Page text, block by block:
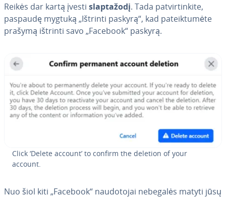
Reikės dar kartą įvesti slap­ta­žo­dį. Tada pa­tvir­tin­ki­te,
paspaudę mygtuką „Ištrinti paskyrą“, kad pa­teik­tu­mė­te
prašymą ištrinti savo „Facebook“ paskyrą.
Click ‘Delete account’ to confirm the deletion of your
account.
Nuo šiol kiti „Facebook“ nau­do­to­jai nebegalės matyti jūsų